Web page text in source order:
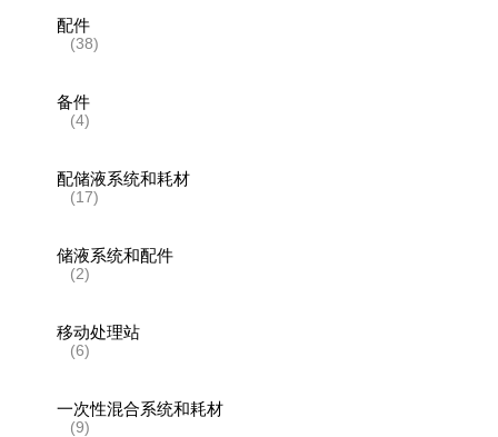
配件
(38)
备件
(4)
配储液系统和耗材
(17)
储液系统和配件
(2)
移动处理站
(6)
一次性混合系统和耗材
(9)